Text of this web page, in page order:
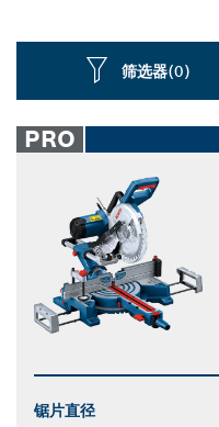
筛选器(0)
PRO
锯片直径